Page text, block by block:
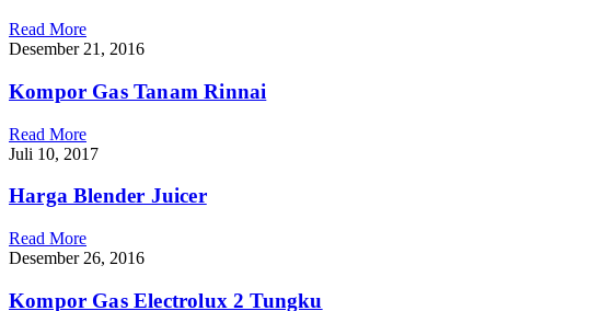
Read More
Desember 21, 2016
Kompor Gas Tanam Rinnai
Read More
Juli 10, 2017
Harga Blender Juicer
Read More
Desember 26, 2016
Kompor Gas Electrolux 2 Tungku